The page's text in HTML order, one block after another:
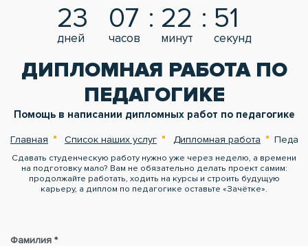
23
дней
07
часов
22
минут
50
секунд
ДИПЛОМНАЯ РАБОТА ПО
ПЕДАГОГИКЕ
Помощь в написании дипломных работ по педагогике
Главная Список наших услуг Дипломная работа
Сдавать студенческую работу нужно уже через неделю, а времени
на подготовку мало? Вам не обязательно делать проект самим:
продолжайте работать, ходить на курсы и строить будущую
карьеру, а диплом по педагогике оставьте «Зачётке».
Фамилия *